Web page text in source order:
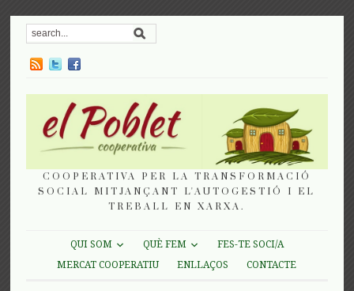
COOPERATIVA PER LA TRANSFORMACIÓ
SOCIAL MITJANÇANT L'AUTOGESTIÓ I EL
TREBALL EN XARXA.
QUI SOM QUÈ FEM
FES-TE SOCI/A
MERCAT COOPERATIU
ENLLAÇOS CONTACTE